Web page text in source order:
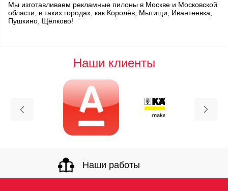
Мы изготавливаем рекламные пилоны в Москве и Московской
области, в таких городах, как Королёв, Мытищи, Ивантеевка,
Пушкино, Щёлково!
Наши клиенты
Наши работы